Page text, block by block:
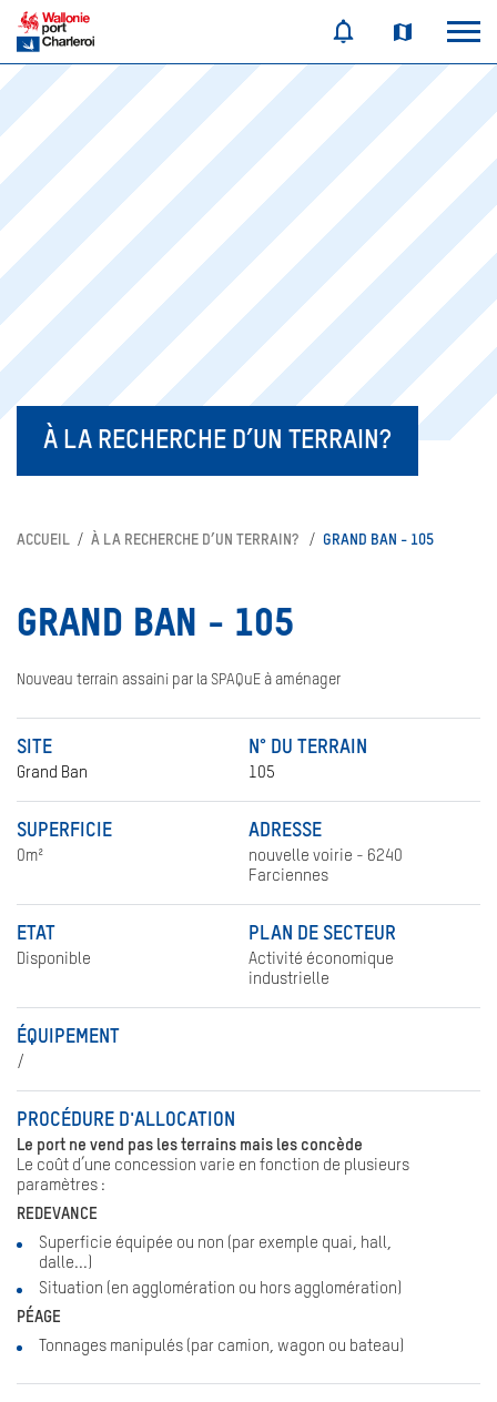
À LA RECHERCHE D’UN TERRAIN?
ACCUEIL À LA RECHERCHE D’UN TERRAIN? GRAND BAN - 105
GRAND BAN - 105
Nouveau terrain assaini par la SPAQuE à aménager
SITE
Grand Ban
N° DU TERRAIN
105
SUPERFICIE
0m²
ADRESSE
nouvelle voirie - 6240
Farciennes
ETAT
Disponible
PLAN DE SECTEUR
Activité économique
industrielle
ÉQUIPEMENT
/
PROCÉDURE D'ALLOCATION
Le port ne vend pas les terrains mais les concède
Le coût d’une concession varie en fonction de plusieurs
paramètres :
REDEVANCE
Superficie équipée ou non (par exemple quai, hall,
dalle...)
Situation (en agglomération ou hors agglomération)
PÉAGE
Tonnages manipulés (par camion, wagon ou bateau)